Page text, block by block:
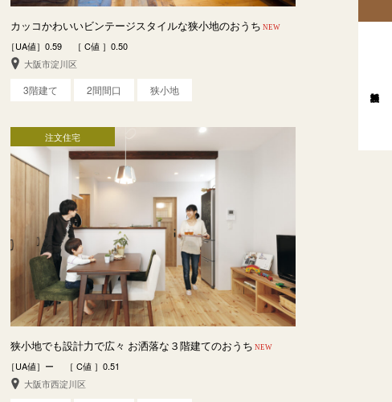
カッコかわいいビンテージスタイルな狭小地のおうち NEW
［UA値］0.59 ［ C値 ］0.50
大阪市淀川区
3階建て 2間間口 狭小地
注文住宅
狭小地でも設計力で広々 お洒落な３階建てのおうち NEW
［UA値］ー ［ C値 ］0.51
大阪市西淀川区